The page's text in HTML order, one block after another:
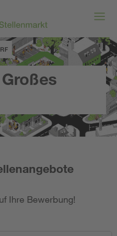
Ihre Bewerbung!